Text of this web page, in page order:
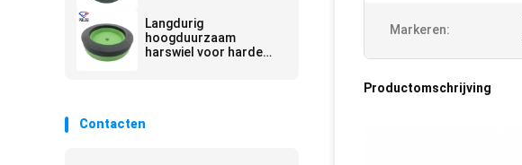
Langdurig
hoogduurzaam
harswiel voor harde
Contacten
Markeren:
Productomschrijving